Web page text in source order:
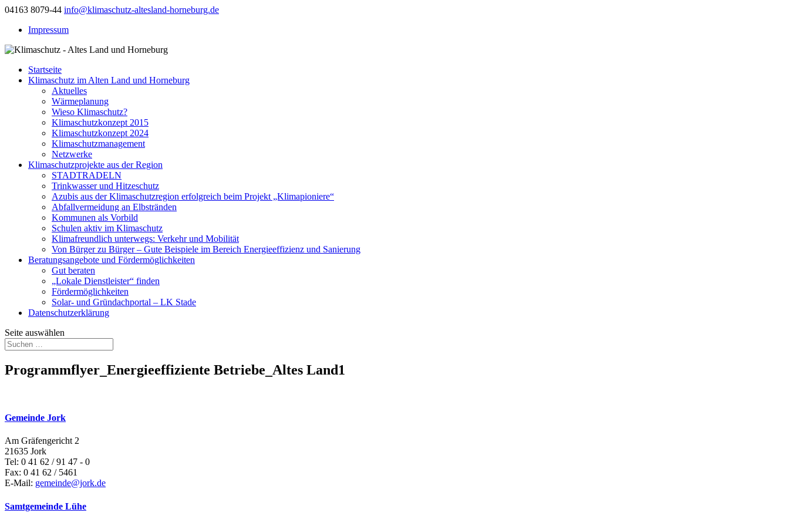
04163 8079-44 info@klimaschutz-altesland-horneburg.de
Impressum
Startseite
Klimaschutz im Alten Land und Horneburg
Aktuelles
Wärmeplanung
Wieso Klimaschutz?
Klimaschutzkonzept 2015
Klimaschutzkonzept 2024
Klimaschutzmanagement
Netzwerke
Klimaschutzprojekte aus der Region
STADTRADELN
Trinkwasser und Hitzeschutz
Azubis aus der Klimaschutzregion erfolgreich beim Projekt „Klimapioniere“
Abfallvermeidung an Elbstränden
Kommunen als Vorbild
Schulen aktiv im Klimaschutz
Klimafreundlich unterwegs: Verkehr und Mobilität
Von Bürger zu Bürger – Gute Beispiele im Bereich Energieeffizienz und Sanierung
Beratungsangebote und Fördermöglichkeiten
Gut beraten
„Lokale Dienstleister“ finden
Fördermöglichkeiten
Solar- und Gründachportal – LK Stade
Datenschutzerklärung
Seite auswählen
Programmflyer_Energieeffiziente Betriebe_Altes Land1
Gemeinde Jork
Am Gräfengericht 2
21635 Jork
Tel: 0 41 62 / 91 47 - 0
Fax: 0 41 62 / 5461
E-Mail: gemeinde@jork.de
Samtgemeinde Lühe